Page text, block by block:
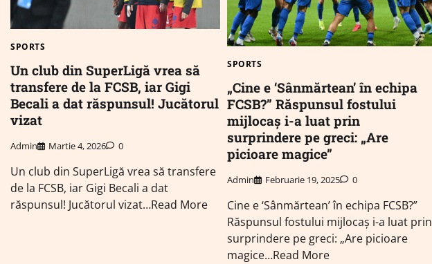
SPORTS
Un club din SuperLigă vrea să
transfere de la FCSB, iar Gigi
Becali a dat răspunsul! Jucătorul
vizat
Admin Martie 4, 2026 0
Un club din SuperLigă vrea să transfere
de la FCSB, iar Gigi Becali a dat
răspunsul! Jucătorul vizat…Read More
SPORTS
„Cine e ‘Sânmărtean’ în echipa
FCSB?” Răspunsul fostului
mijlocaș i-a luat prin
surprindere pe greci: „Are
picioare magice”
Admin Februarie 19, 2025 0
Cine e ‘Sânmărtean’ în echipa FCSB?”
Răspunsul fostului mijlocaș i-a luat prin
surprindere pe greci: „Are picioare
magice…Read More